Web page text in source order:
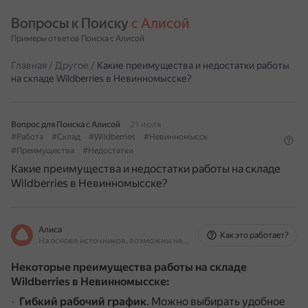
Вопросы к Поиску с Алисой
Примеры ответов Поиска с Алисой
Главная / Другое / Какие преимущества и недостатки работы
на складе Wildberries в Невинномысске?
Вопрос для Поиска с Алисой
21 июля
#Работа
#Склад #Wildberries
#Невинномысск
#Преимущества
#Недостатки
Какие преимущества и недостатки работы на складе
Wildberries в Невинномысске?
Алиса
На основе источников, возможны неточности
Как это работает?
Некоторые преимущества работы на складе
Wildberries в Невинномысске:
Гибкий рабочий график. Можно выбирать удобное